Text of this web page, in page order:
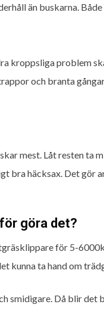
än buskarna. Både
kroppsliga problem
och branta
mest. Låt resten ta
bra häcksax. Det
göra det?
för 5-
kunna ta hand om
smidigare. Då blir